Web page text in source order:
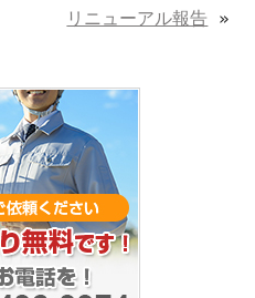
リニューアル報告 »